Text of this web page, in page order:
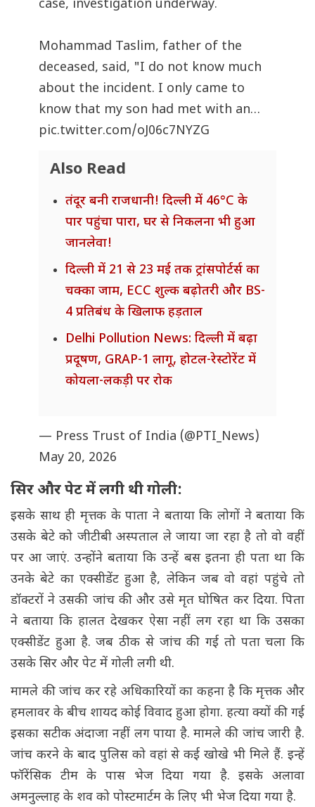
case, investigation underway.
Mohammad Taslim, father of the
deceased, said, "I do not know much
about the incident. I only came to
know that my son had met with an…
pic.twitter.com/oJ06c7NYZG
Also Read
तंदूर बनी राजधानी! दिल्ली में 46°C के
पार पहुंचा पारा, घर से निकलना भी हुआ
जानलेवा!
दिल्ली में 21 से 23 मई तक ट्रांसपोर्टर्स का
चक्का जाम, ECC शुल्क बढ़ोतरी और BS-
4 प्रतिबंध के खिलाफ हड़ताल
Delhi Pollution News: दिल्ली में बढ़ा
प्रदूषण, GRAP-1 लागू, होटल-रेस्टोरेंट में
कोयला-लकड़ी पर रोक
— Press Trust of India (@PTI_News)
May 20, 2026
सिर और पेट में लगी थी गोली:
इसके साथ ही मृत्तक के पाता ने बताया कि लोगों ने बताया कि
उसके बेटे को जीटीबी अस्पताल ले जाया जा रहा है तो वो वहीं
पर आ जाएं. उन्होंने बताया कि उन्हें बस इतना ही पता था कि
उनके बेटे का एक्सीडेंट हुआ है, लेकिन जब वो वहां पहुंचे तो
डॉक्टरों ने उसकी जांच की और उसे मृत घोषित कर दिया. पिता
ने बताया कि हालत देखकर ऐसा नहीं लग रहा था कि उसका
एक्सीडेंट हुआ है. जब ठीक से जांच की गई तो पता चला कि
उसके सिर और पेट में गोली लगी थी.
मामले की जांच कर रहे अधिकारियों का कहना है कि मृत्तक और
हमलावर के बीच शायद कोई विवाद हुआ होगा. हत्या क्यों की गई
इसका सटीक अंदाजा नहीं लग पाया है. मामले की जांच जारी है.
जांच करने के बाद पुलिस को वहां से कई खोखे भी मिले हैं. इन्हें
फॉरेंसिक टीम के पास भेज दिया गया है. इसके अलावा
अमनुल्लाह के शव को पोस्टमार्टम के लिए भी भेज दिया गया है.